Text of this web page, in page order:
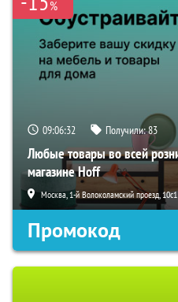
%
09:06:31 Получили:83
Любые товары во всей
магазине Hoff
Москва, 1-й Волоколамский проезд, 10с1
Промокод